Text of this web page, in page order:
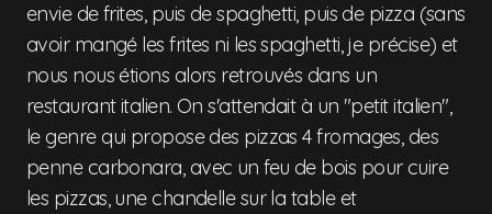
envie de frites, puis de spaghetti, puis de pizza (sans
avoir mangé les frites ni les spaghetti, je précise) et
nous nous étions alors retrouvés dans un
restaurant italien. On s'attendait à un "petit italien",
le genre qui propose des pizzas 4 fromages, des
penne carbonara, avec un feu de bois pour cuire
les pizzas, une chandelle sur la table et